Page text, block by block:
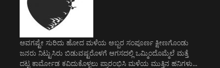
ಆವಗಷ್ಟೇ ಸುರಿದು ಹೋದ ಮಳೆಯ ಅಬ್ಬರ ಸಂಪೂರ್ಣ ಕ್ಷೀಣಗೊಂಡು
ಜನರು ನಿಟ್ಟುಸಿರು ಬಿಡುವಷ್ಟರೊಳಗೆ ಆಗಸದಲ್ಲಿ ಒಮ್ಮಿಂದೊಮ್ಮೆಲೆ ಮತ್ತೆ
ದಟ್ಟ ಕಾರ್ಮೋಡ ಕವಿದುಕೊಳ್ಳಲು ಪ್ರಾರಂಭಿಸಿ ಮಳೆಯ ಮುತ್ತಿನ ಹನಿಗಳು…